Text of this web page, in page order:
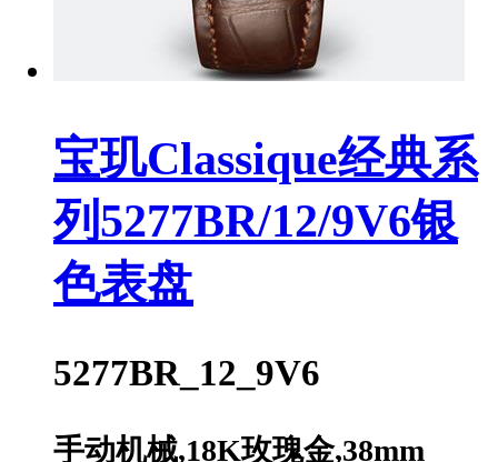
宝玑Classique经典系
列5277BR/12/9V6银
色表盘
5277BR_12_9V6
手动机械,18K玫瑰金,38mm